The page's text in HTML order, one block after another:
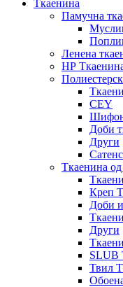
Ткаенина
Памучна
Ленена
НР
CEY
Шифон
Доби
Други
Ткаенина од
Креп
Доби
Други
SLUB
Твил